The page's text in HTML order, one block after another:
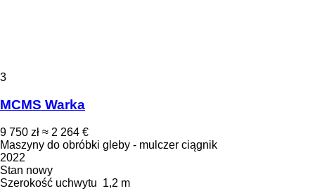
3
MCMS Warka
9 750 zł ≈ 2 264 €
Maszyny do obróbki gleby - mulczer ciągnik
2022
Stan nowy
Szerokość uchwytu 1,2 m